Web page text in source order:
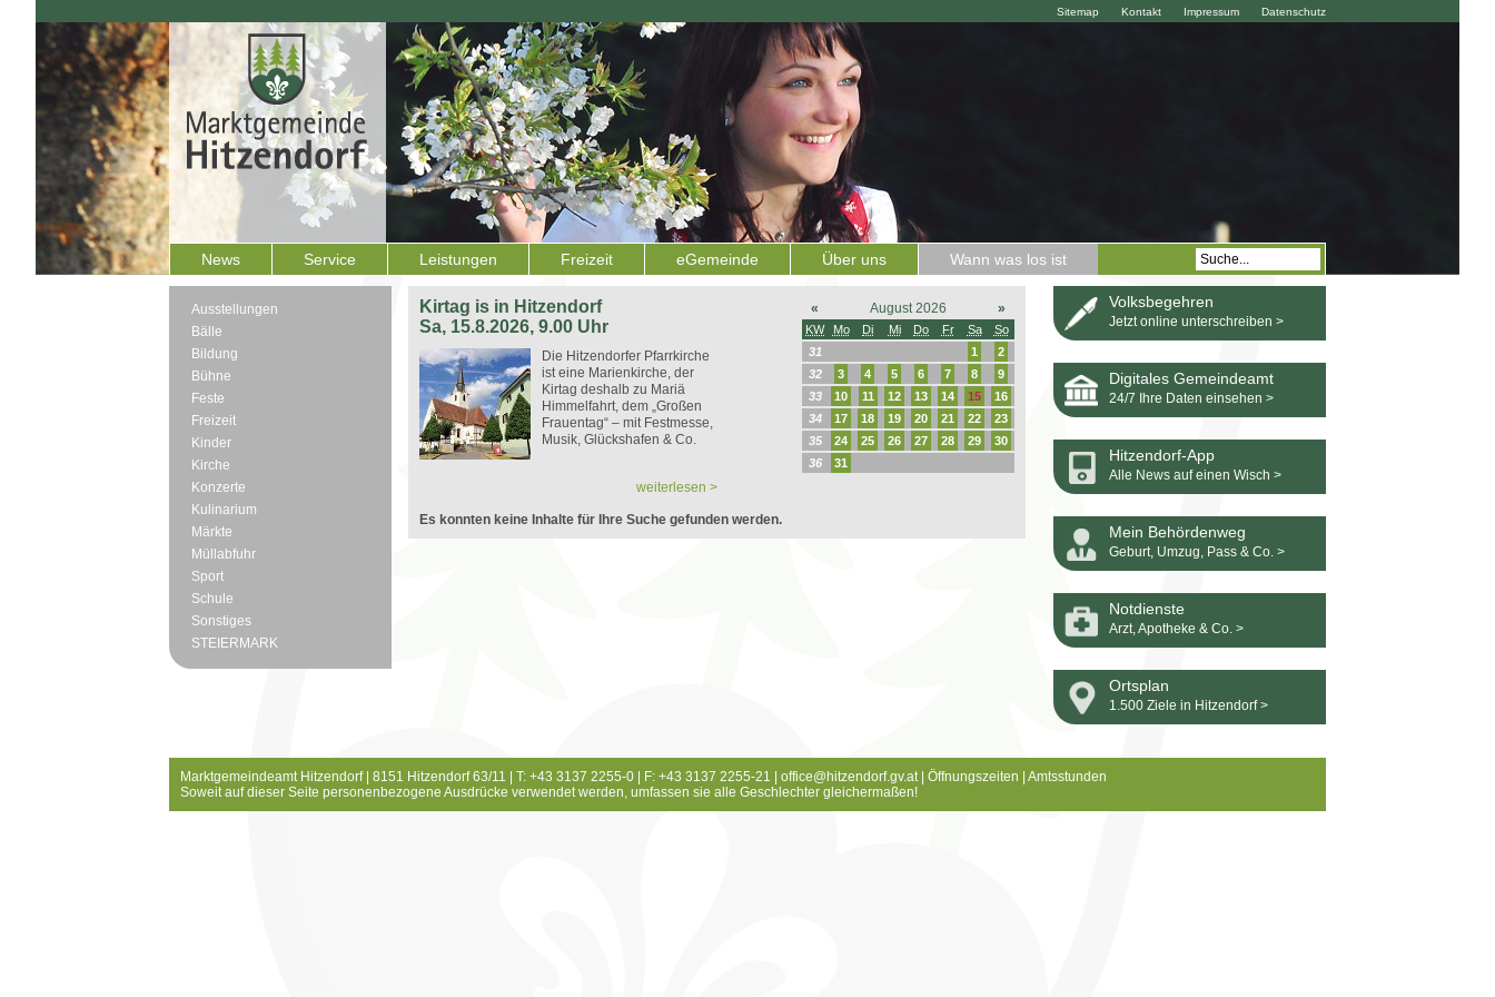
Datenschutz
Impressum
Kontakt
Sitemap
News Service Leistungen Freizeit eGemeinde Über uns Wann was los ist
Ausstellungen
Bälle
Bildung
Bühne
Feste
Freizeit
Kinder
Kirche
Konzerte
Kulinarium
Märkte
Müllabfuhr
Sport
Schule
Sonstiges
STEIERMARK
Kirtag is in Hitzendorf
Sa, 15.8.2026, 9.00 Uhr
Die Hitzendorfer Pfarrkirche
ist eine Marienkirche, der
Kirtag deshalb zu Mariä
Himmelfahrt, dem „Großen
Frauentag“ – mit Festmesse,
Musik, Glückshafen & Co.
weiterlesen >
« August 2026 »
KW Mo Di Mi Do Fr Sa
So
31
1
2
32
3 4 5 6 7 8
9
33
10 11 12 13 14 15
16
34
17 18 19 20 21 22
23
35
24 25 26 27 28 29
30
36
31
Es konnten keine Inhalte für Ihre Suche gefunden werden.
Volksbegehren
Jetzt online unterschreiben >
Digitales Gemeindeamt
24/7 Ihre Daten einsehen >
Hitzendorf-App
Alle News auf einen Wisch >
Mein Behördenweg
Geburt, Umzug, Pass & Co. >
Notdienste
Arzt, Apotheke & Co. >
Ortsplan
1.500 Ziele in Hitzendorf >
Marktgemeindeamt Hitzendorf | 8151 Hitzendorf 63/11 | T: +43 3137 2255-0 | F: +43 3137 2255-21 | office@hitzendorf.gv.at| Öffnungszeiten
Amtsstunden
Soweit auf dieser Seite personenbezogene Ausdrücke verwendet werden, umfassen sie alle Geschlechter gleichermaßen!